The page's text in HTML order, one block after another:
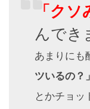
「ク
んでき
あまりにも
ツいるの？」
とかチョッ